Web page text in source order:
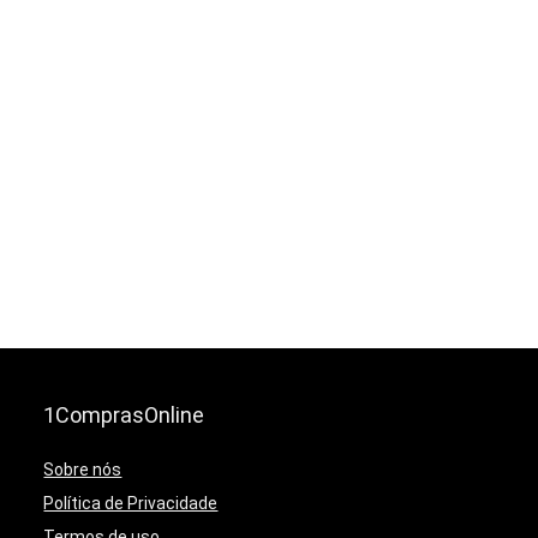
1ComprasOnline
Sobre nós
Política de Privacidade